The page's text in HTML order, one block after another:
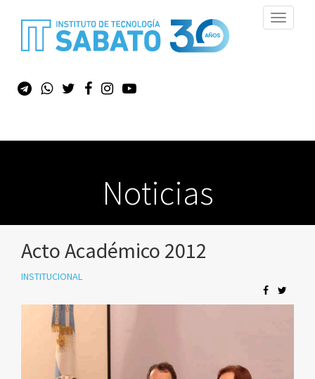
Toggle
Noticias
Acto Académico 2012
INSTITUCIONAL